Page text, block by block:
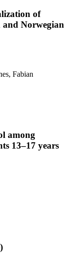
of
and Norwegian
Fabian
among
13–17 years